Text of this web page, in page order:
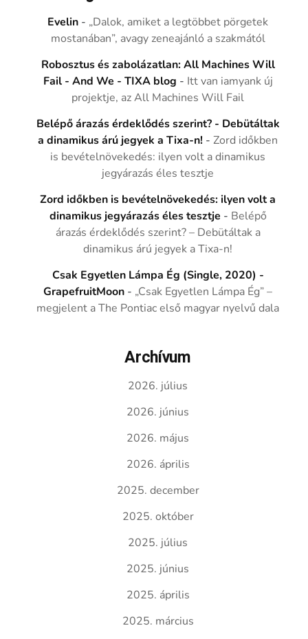
Evelin - „Dalok, amiket a legtöbbet pörgetek
mostanában”, avagy zeneajánló a szakmától
Robosztus és zabolázatlan: All Machines Will
Fail - And We - TIXA blog - Itt van iamyank új
projektje, az All Machines Will Fail
Belépő árazás érdeklődés szerint? - Debütáltak
a dinamikus árú jegyek a Tixa-n! -Zord időkben
is bevételnövekedés: ilyen volt a dinamikus
jegyárazás éles tesztje
Zord időkben is bevételnövekedés: ilyen volt a
dinamikus jegyárazás éles tesztje - Belépő
árazás érdeklődés szerint? – Debütáltak a
dinamikus árú jegyek a Tixa-n!
Csak Egyetlen Lámpa Ég (Single, 2020) -
GrapefruitMoon - „Csak Egyetlen Lámpa Ég” –
megjelent a The Pontiac első magyar nyelvű dala
Archívum
2026. július
2026. június
2026. május
2026. április
2025. december
2025. október
2025. július
2025. június
2025. április
2025. március